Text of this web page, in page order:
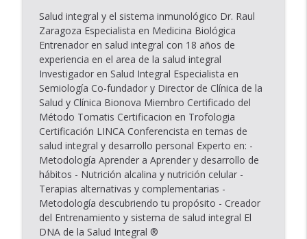
🎙 Episodio 26 – Cómo tu alimentación
impacta tu ánimo y tu claridad mental
Tu Bienestar
🎙 Episodio 25 – Tu bienestar más allá de
tus circunstancias
Tu Bienestar
info_outline
Episodio #24 Poner límites: un acto de
bienestar
Tu Bienestar
Episodio #23: Dormir mejor para sanar
mejor
Tu Bienestar
info_outline
Salud integral y el sistema inmunológico Dr. Raul
Zaragoza Especialista en Medicina Biológica
Entrenador en salud integral con 18 años de
experiencia en el area de la salud integral
Investigador en Salud Integral Especialista en
Semiología Co-fundador y Director de Clínica de la
Salud y Clínica Bionova Miembro Certificado del
Método Tomatis Certificacion en Trofologia
Certificación LINCA Conferencista en temas de
salud integral y desarrollo personal Experto en: -
Metodología Aprender a Aprender y desarrollo de
hábitos - Nutrición alcalina y nutrición celular -
Terapias alternativas y complementarias -
Metodología descubriendo tu propósito - Creador
del Entrenamiento y sistema de salud integral El
DNA de la Salud Integral ®️